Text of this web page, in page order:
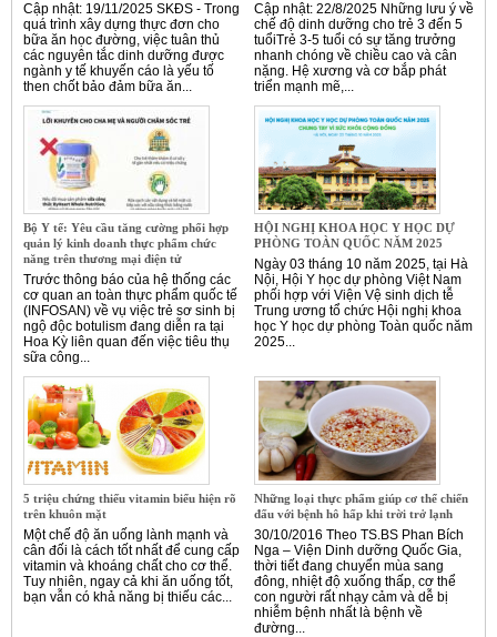
Cập nhật: 19/11/2025 SKĐS - Trong
quá trình xây dựng thực đơn cho
bữa ăn học đường, việc tuân thủ
các nguyên tắc dinh dưỡng được
ngành y tế khuyến cáo là yếu tố
then chốt bảo đảm bữa ăn...
Cập nhật: 22/8/2025 Những lưu ý về
chế độ dinh dưỡng cho trẻ 3 đến 5
tuổiTrẻ 3-5 tuổi có sự tăng trưởng
nhanh chóng về chiều cao và cân
nặng. Hệ xương và cơ bắp phát
triển mạnh mẽ,...
Bộ Y tế: Yêu cầu tăng cường phối hợp
quản lý kinh doanh thực phẩm chức
năng trên thương mại điện tử
Trước thông báo của hệ thống các
cơ quan an toàn thực phẩm quốc tế
(INFOSAN) về vụ việc trẻ sơ sinh bị
ngộ độc botulism đang diễn ra tại
Hoa Kỳ liên quan đến việc tiêu thụ
sữa công...
HỘI NGHỊ KHOA HỌC Y HỌC DỰ
PHÒNG TOÀN QUỐC NĂM 2025
Ngày 03 tháng 10 năm 2025, tại Hà
Nội, Hội Y học dự phòng Việt Nam
phối hợp với Viện Vệ sinh dịch tễ
Trung ương tổ chức Hội nghị khoa
học Y học dự phòng Toàn quốc năm
2025...
5 triệu chứng thiếu vitamin biểu hiện rõ
trên khuôn mặt
Một chế độ ăn uống lành mạnh và
cân đối là cách tốt nhất để cung cấp
vitamin và khoáng chất cho cơ thể.
Tuy nhiên, ngay cả khi ăn uống tốt,
bạn vẫn có khả năng bị thiếu các...
Những loại thực phẩm giúp cơ thể chiến
đấu với bệnh hô hấp khi trời trở lạnh
30/10/2016 Theo TS.BS Phan Bích
Nga – Viện Dinh dưỡng Quốc Gia,
thời tiết đang chuyển mùa sang
đông, nhiệt độ xuống thấp, cơ thể
con người rất nhạy cảm và dễ bị
nhiễm bệnh nhất là bệnh về
đường...